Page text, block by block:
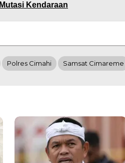
Mutasi Kendaraan
Polres Cimahi Samsat Cimareme